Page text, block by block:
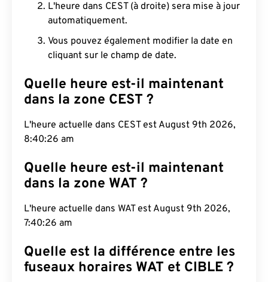
L'heure dans CEST (à droite) sera mise à jour
automatiquement.
Vous pouvez également modifier la date en
cliquant sur le champ de date.
Quelle heure est-il maintenant
dans la zone CEST ?
L'heure actuelle dans CEST est August 9th 2026,
8:40:27 am
Quelle heure est-il maintenant
dans la zone WAT ?
L'heure actuelle dans WAT est August 9th 2026,
7:40:27 am
Quelle est la différence entre les
fuseaux horaires WAT et CIBLE ?